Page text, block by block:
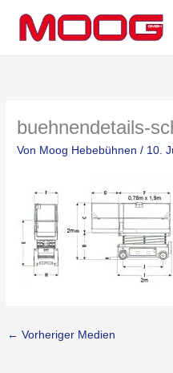
Inhalt
springen
buehnendetails-
Von Moog Hebebühnen/ 10.
← Vorheriger Medien